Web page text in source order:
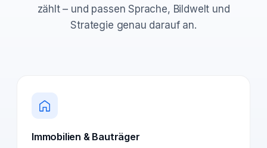
zählt – und passen Sprache, Bildwelt und
Strategie genau darauf an.
Immobilien & Bauträger